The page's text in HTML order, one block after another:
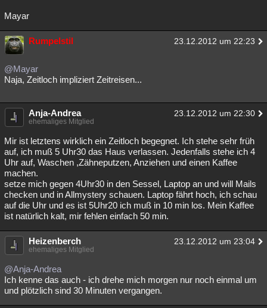
Mayar
Rumpelstil 23.12.2012 um 22:23
@Mayar
Naja, Zeitloch impliziert Zeitreisen...
Anja-Andrea 23.12.2012 um 22:30
ehemaliges Mitglied
Mir ist letztens wirklich ein Zeitloch begegnet. Ich stehe sehr früh
auf, ich muß 5 Uhr30 das Haus verlassen. Jedenfalls stehe ich 4
Uhr auf, Waschen ,Zähneputzen, Anziehen und einen Kaffee
machen.
setze mich gegen 4Uhr30 in den Sessel, Laptop an und will Mails
checken und in Allmystery schauen. Laptop fährt hoch, ich schau
auf die Uhr und es ist 5Uhr20 ich muß in 10 min los. Mein Kaffee
ist natürlich kalt, mir fehlen einfach 50 min.
Heizenberch 23.12.2012 um 23:04
ehemaliges Mitglied
@Anja-Andrea
Ich kenne das auch - ich drehe mich morgen nur noch einmal um
und plötzlich sind 30 Minuten vergangen.